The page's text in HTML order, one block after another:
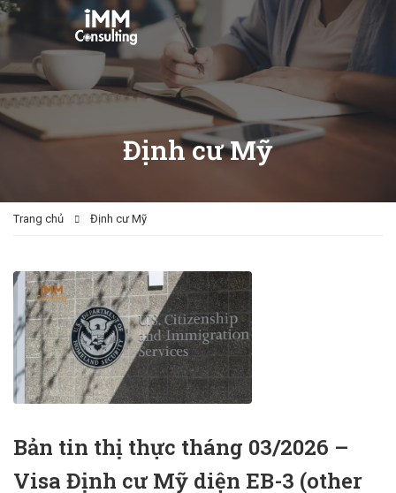
Định cư Mỹ
Trang chủ Định cư Mỹ
Bản tin thị thực tháng 03/2026 –
Visa Định cư Mỹ diện EB-3 (other